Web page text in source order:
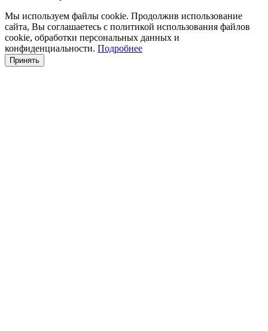
Мы используем файлы cookie. Продолжив использование
сайта, Вы соглашаетесь с политикой использования файлов
cookie, обработки персональных данных и
конфиденциальности. Подробнее
Принять